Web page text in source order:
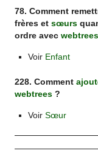
78. Comment
frères etsœurs
ordre avecwebtrees
Voir Enfant
228. Comment
webtrees ?
Voir Sœur